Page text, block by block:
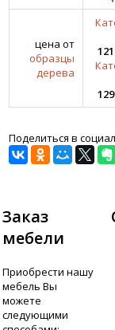
цена от
образцы
дерева
Поделиться в
Заказ
мебели
Приобрести нашу
мебель Вы
можете
следующими